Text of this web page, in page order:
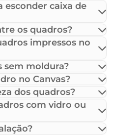
esconder caixa de
os quadros?
impressos no
sem moldura?
no Canvas?
dos quadros?
com vidro ou